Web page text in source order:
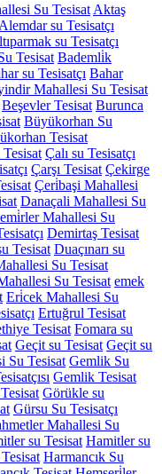
Su Tesisat Aktaş
Alemdar su Tesisatçı
su Tesisatçı
Tesisat Bademli̇k
su Tesisatçı Bahar
Mahallesi Su Tesisat
Beşevler Tesisat Burunca
Büyükorhan Su
Tesisat
Tesisat Çalı su Tesisatçı
Çarşı Tesisat Çekirge
Çeri̇başi Mahallesi
Danaçali Mahallesi Su
Mahallesi Su
Demirtaş Tesisat
Tesisat Duaçınarı su
Su Tesisat
Su Tesisat emek
Eri̇cek Mahallesi Su
Ertuğrul Tesisat
Tesisat Fomara su
Geçit su Tesisat Geçit su
Su Tesisat Gemlik Su
Gemlik Tesisat
Görükle su
Gürsu Su Tesisatçı
Mahallesi Su
su Tesisat Hamitler su
Harmancık Su